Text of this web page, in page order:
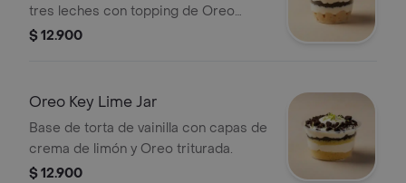
tres leches con topping de Oreo
triturada.
$ 12.900
Oreo Key Lime Jar
Base de torta de vainilla con capas de
crema de limón y Oreo triturada.
$ 12.900